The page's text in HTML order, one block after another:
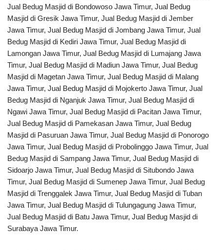
Jual Bedug Masjid di Bondowoso Jawa Timur, Jual Bedug
Masjid di Gresik Jawa Timur, Jual Bedug Masjid di Jember
Jawa Timur, Jual Bedug Masjid di Jombang Jawa Timur, Jual
Bedug Masjid di Kediri Jawa Timur, Jual Bedug Masjid di
Lamongan Jawa Timur, Jual Bedug Masjid di Lumajang Jawa
Timur, Jual Bedug Masjid di Madiun Jawa Timur, Jual Bedug
Masjid di Magetan Jawa Timur, Jual Bedug Masjid di Malang
Jawa Timur, Jual Bedug Masjid di Mojokerto Jawa Timur, Jual
Bedug Masjid di Nganjuk Jawa Timur, Jual Bedug Masjid di
Ngawi Jawa Timur, Jual Bedug Masjid di Pacitan Jawa Timur,
Jual Bedug Masjid di Pamekasan Jawa Timur, Jual Bedug
Masjid di Pasuruan Jawa Timur, Jual Bedug Masjid di Ponorogo
Jawa Timur, Jual Bedug Masjid di Probolinggo Jawa Timur, Jual
Bedug Masjid di Sampang Jawa Timur, Jual Bedug Masjid di
Sidoarjo Jawa Timur, Jual Bedug Masjid di Situbondo Jawa
Timur, Jual Bedug Masjid di Sumenep Jawa Timur, Jual Bedug
Masjid di Trenggalek Jawa Timur, Jual Bedug Masjid di Tuban
Jawa Timur, Jual Bedug Masjid di Tulungagung Jawa Timur,
Jual Bedug Masjid di Batu Jawa Timur, Jual Bedug Masjid di
Surabaya Jawa Timur.